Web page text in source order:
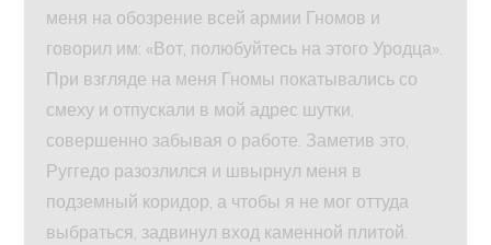
меня на обозрение всей армии Гномов и
говорил им: «Вот, полюбуйтесь на этого Уродца».
При взгляде на меня Гномы покатывались со
смеху и отпускали в мой адрес шутки,
совершенно забывая о работе. Заметив это,
Руггедо разозлился и швырнул меня в
подземный коридор, а чтобы я не мог оттуда
выбраться, задвинул вход каменной плитой.